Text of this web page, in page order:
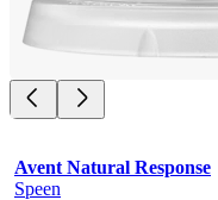
Avent Natural Response
Speen